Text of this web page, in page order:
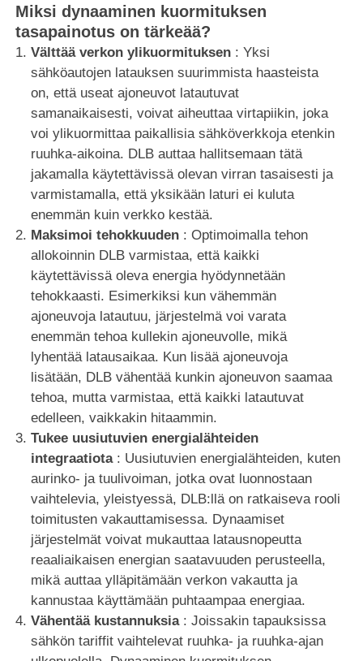
Miksi dynaaminen kuormituksen
tasapainotus on tärkeää?
Välttää verkon ylikuormituksen: Yksi
sähköautojen latauksen suurimmista haasteista
on, että useat ajoneuvot latautuvat
samanaikaisesti, voivat aiheuttaa virtapiikin, joka
voi ylikuormittaa paikallisia sähköverkkoja etenkin
ruuhka-aikoina. DLB auttaa hallitsemaan tätä
jakamalla käytettävissä olevan virran tasaisesti ja
varmistamalla, että yksikään laturi ei kuluta
enemmän kuin verkko kestää.
Maksimoi tehokkuuden: Optimoimalla tehon
allokoinnin DLB varmistaa, että kaikki
käytettävissä oleva energia hyödynnetään
tehokkaasti. Esimerkiksi kun vähemmän
ajoneuvoja latautuu, järjestelmä voi varata
enemmän tehoa kullekin ajoneuvolle, mikä
lyhentää latausaikaa. Kun lisää ajoneuvoja
lisätään, DLB vähentää kunkin ajoneuvon saamaa
tehoa, mutta varmistaa, että kaikki latautuvat
edelleen, vaikkakin hitaammin.
Tukee uusiutuvien energialähteiden
integraatiota: Uusiutuvien energialähteiden, kuten
aurinko- ja tuulivoiman, jotka ovat luonnostaan
vaihtelevia, yleistyessä, DLB:llä on ratkaiseva rooli
toimitusten vakauttamisessa. Dynaamiset
järjestelmät voivat mukauttaa latausnopeutta
reaaliaikaisen energian saatavuuden perusteella,
mikä auttaa ylläpitämään verkon vakautta ja
kannustaa käyttämään puhtaampaa energiaa.
Vähentää kustannuksia: Joissakin tapauksissa
sähkön tariffit vaihtelevat ruuhka- ja ruuhka-ajan